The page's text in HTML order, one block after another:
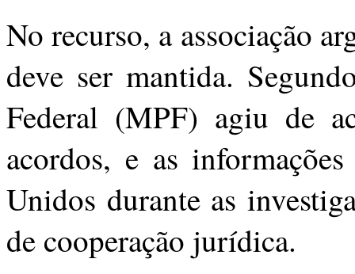
No recurso, a associação
deve ser mantida.
Federal (MPF) agiu de
acordos, e as
Unidos durante as
de cooperação jurídica.